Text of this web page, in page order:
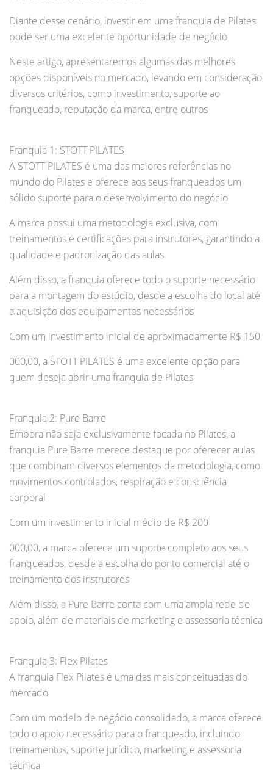
Diante desse cenário, investir em uma franquia de Pilates
pode ser uma excelente oportunidade de negócio
Neste artigo, apresentaremos algumas das melhores
opções disponíveis no mercado, levando em consideração
diversos critérios, como investimento, suporte ao
franqueado, reputação da marca, entre outros
Franquia 1: STOTT PILATES
A STOTT PILATES é uma das maiores referências no
mundo do Pilates e oferece aos seus franqueados um
sólido suporte para o desenvolvimento do negócio
A marca possui uma metodologia exclusiva, com
treinamentos e certificações para instrutores, garantindo a
qualidade e padronização das aulas
Além disso, a franquia oferece todo o suporte necessário
para a montagem do estúdio, desde a escolha do local até
a aquisição dos equipamentos necessários
Com um investimento inicial de aproximadamente R$ 150
000,00, a STOTT PILATES é uma excelente opção para
quem deseja abrir uma franquia de Pilates
Franquia 2: Pure Barre
Embora não seja exclusivamente focada no Pilates, a
franquia Pure Barre merece destaque por oferecer aulas
que combinam diversos elementos da metodologia, como
movimentos controlados, respiração e consciência
corporal
Com um investimento inicial médio de R$ 200
000,00, a marca oferece um suporte completo aos seus
franqueados, desde a escolha do ponto comercial até o
treinamento dos instrutores
Além disso, a Pure Barre conta com uma ampla rede de
apoio, além de materiais de marketing e assessoria técnica
Franquia 3: Flex Pilates
A franquia Flex Pilates é uma das mais conceituadas do
mercado
Com um modelo de negócio consolidado, a marca oferece
todo o apoio necessário para o franqueado, incluindo
treinamentos, suporte jurídico, marketing e assessoria
técnica